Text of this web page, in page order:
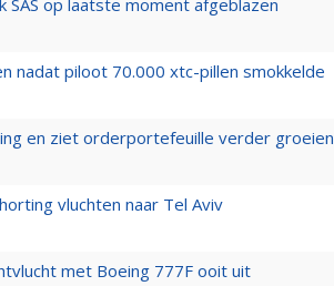
nadat piloot 70.000 xtc-pillen smokkelde
en ziet orderportefeuille verder groeien
vluchten naar Tel Aviv
met Boeing 777F ooit uit